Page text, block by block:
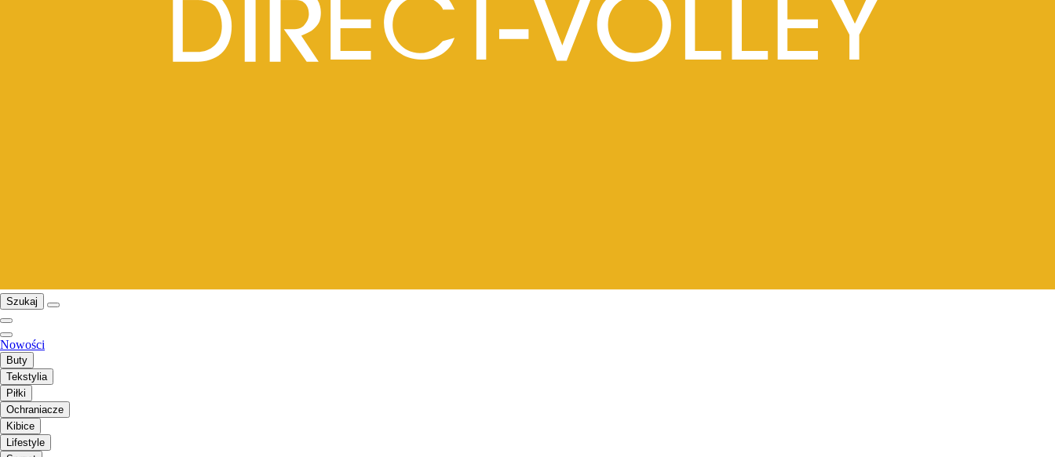
Szukaj
Nowości
Buty
Tekstylia
Piłki
Ochraniacze
Kibice
Lifestyle